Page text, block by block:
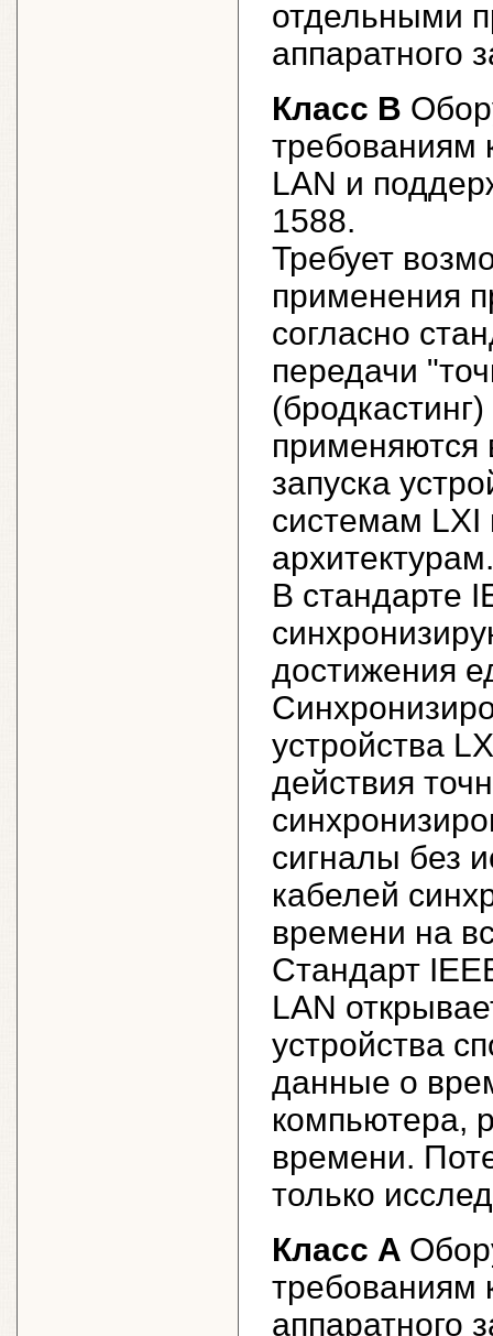
отдельными
аппаратного
Класс B
требованиям
LAN и
1588.
Требует
применения
согласно
передачи
применяются
запуска
системам LXI
архитектурам.
В стандарте
достижения
устройства
действия
сигналы без
кабелей
времени на
Стандарт
LAN
устройства
данные о
компьютера,
времени.
только
Класс A
требованиям
аппаратного